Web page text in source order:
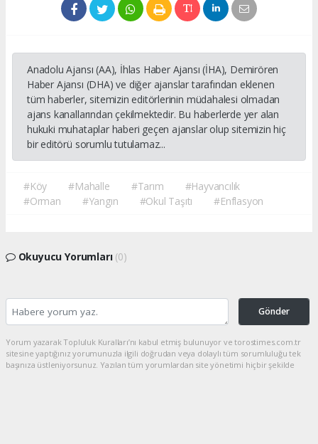
Anadolu Ajansı (AA), İhlas Haber Ajansı (İHA), Demirören
Haber Ajansı (DHA) ve diğer ajanslar tarafından eklenen
tüm haberler, sitemizin editörlerinin müdahalesi olmadan
ajans kanallarından çekilmektedir. Bu haberlerde yer alan
hukuki muhataplar haberi geçen ajanslar olup sitemizin hiç
bir editörü sorumlu tutulamaz...
#Köy #Mahalle #Tarım
#Hayvancılık
#Orman
#Yangın #Okul Taşıtı #Enflasyon
Okuyucu Yorumları (0)
Gönder
Yorum yazarak Topluluk Kuralları’nı kabul etmiş bulunuyor ve torostimes.com.tr
sitesine yaptığınız yorumunuzla ilgili doğrudan veya dolaylı tüm sorumluluğu tek
başınıza üstleniyorsunuz. Yazılan tüm yorumlardan site yönetimi hiçbir şekilde